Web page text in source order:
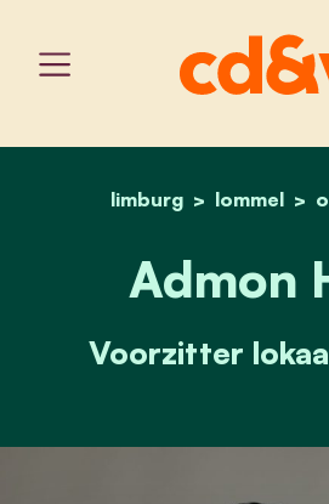
home
limburg lommel
Admon
Voorzitter